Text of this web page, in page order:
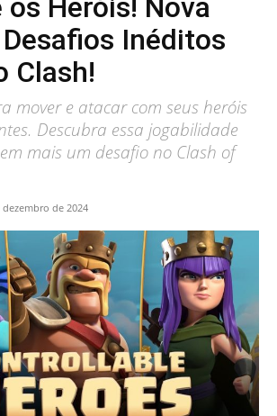
Heróis! Nova
Inéditos
Clash!
mover e atacar com seus heróis
Descubra essa jogabilidade
mais um desafio no Clash of
dezembro de 2024